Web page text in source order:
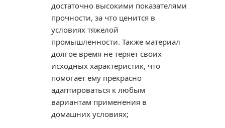
достаточно высокими показателями
прочности, за что ценится в
условиях тяжелой
промышленности. Также материал
долгое время не теряет своих
исходных характеристик, что
помогает ему прекрасно
адаптироваться к любым
вариантам применения в
домашних условиях;